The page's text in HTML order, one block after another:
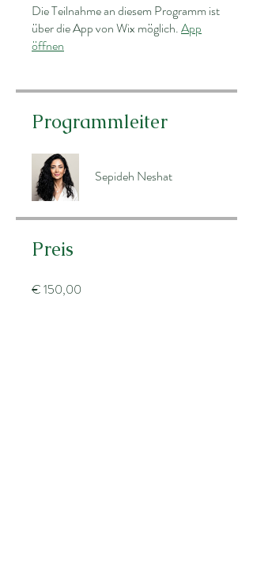
Die Teilnahme an diesem Programm ist
über die App von Wix möglich.App
öffnen
Programmleiter
Sepideh Neshat
Preis
€ 150,00